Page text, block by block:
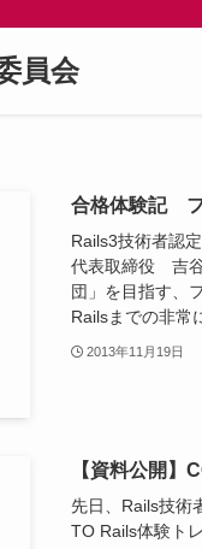
員会
合格体験記
Rails3技術者認
代表取締役 吉
団」を目指す、
Railsまでの非常
2013年11月19日
【資料公開】
先日、Rails技術
TO Rails体験ト